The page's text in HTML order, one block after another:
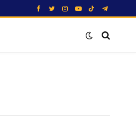
Facebook
TwitterInstagram
YouTube
TikTokTelegram